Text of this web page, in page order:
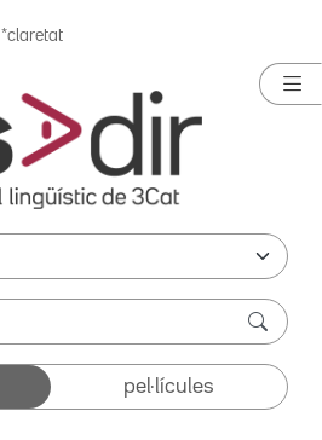
*claretat
pel·lícules